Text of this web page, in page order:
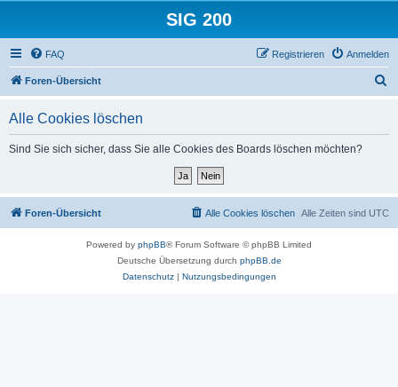
SIG 200
FAQ Anmelden
Registrieren
Foren-Übersicht
Alle Cookies löschen
Sind Sie sich sicher, dass Sie alle Cookies des Boards löschen möchten?
Foren-Übersicht Alle Zeiten sind UTC
Alle Cookies löschen
Powered by phpBB® Forum Software © phpBB Limited
Deutsche Übersetzung durch phpBB.de
Datenschutz| Nutzungsbedingungen